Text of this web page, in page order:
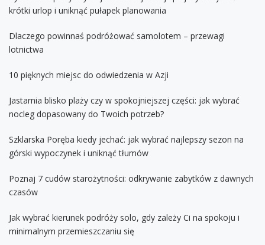
krótki urlop i uniknąć pułapek planowania
Dlaczego powinnaś podróżować samolotem – przewagi
lotnictwa
10 pięknych miejsc do odwiedzenia w Azji
Jastarnia blisko plaży czy w spokojniejszej części: jak wybrać
nocleg dopasowany do Twoich potrzeb?
Szklarska Poręba kiedy jechać: jak wybrać najlepszy sezon na
górski wypoczynek i uniknąć tłumów
Poznaj 7 cudów starożytności: odkrywanie zabytków z dawnych
czasów
Jak wybrać kierunek podróży solo, gdy zależy Ci na spokoju i
minimalnym przemieszczaniu się